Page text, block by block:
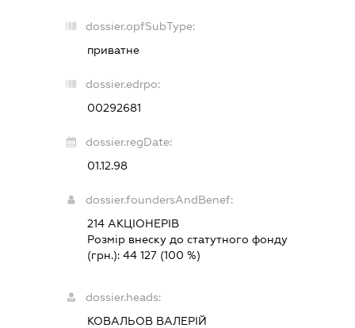
dossier.opfSubType:
приватне
dossier.edrpo:
00292681
dossier.regDate:
01.12.98
dossier.foundersAndBenef:
214 АКЦІОНЕРІВ
Розмір внеску до статутного фонду
(грн.): 44 127(100 %)
dossier.heads:
КОВАЛЬОВ ВАЛЕРІЙ